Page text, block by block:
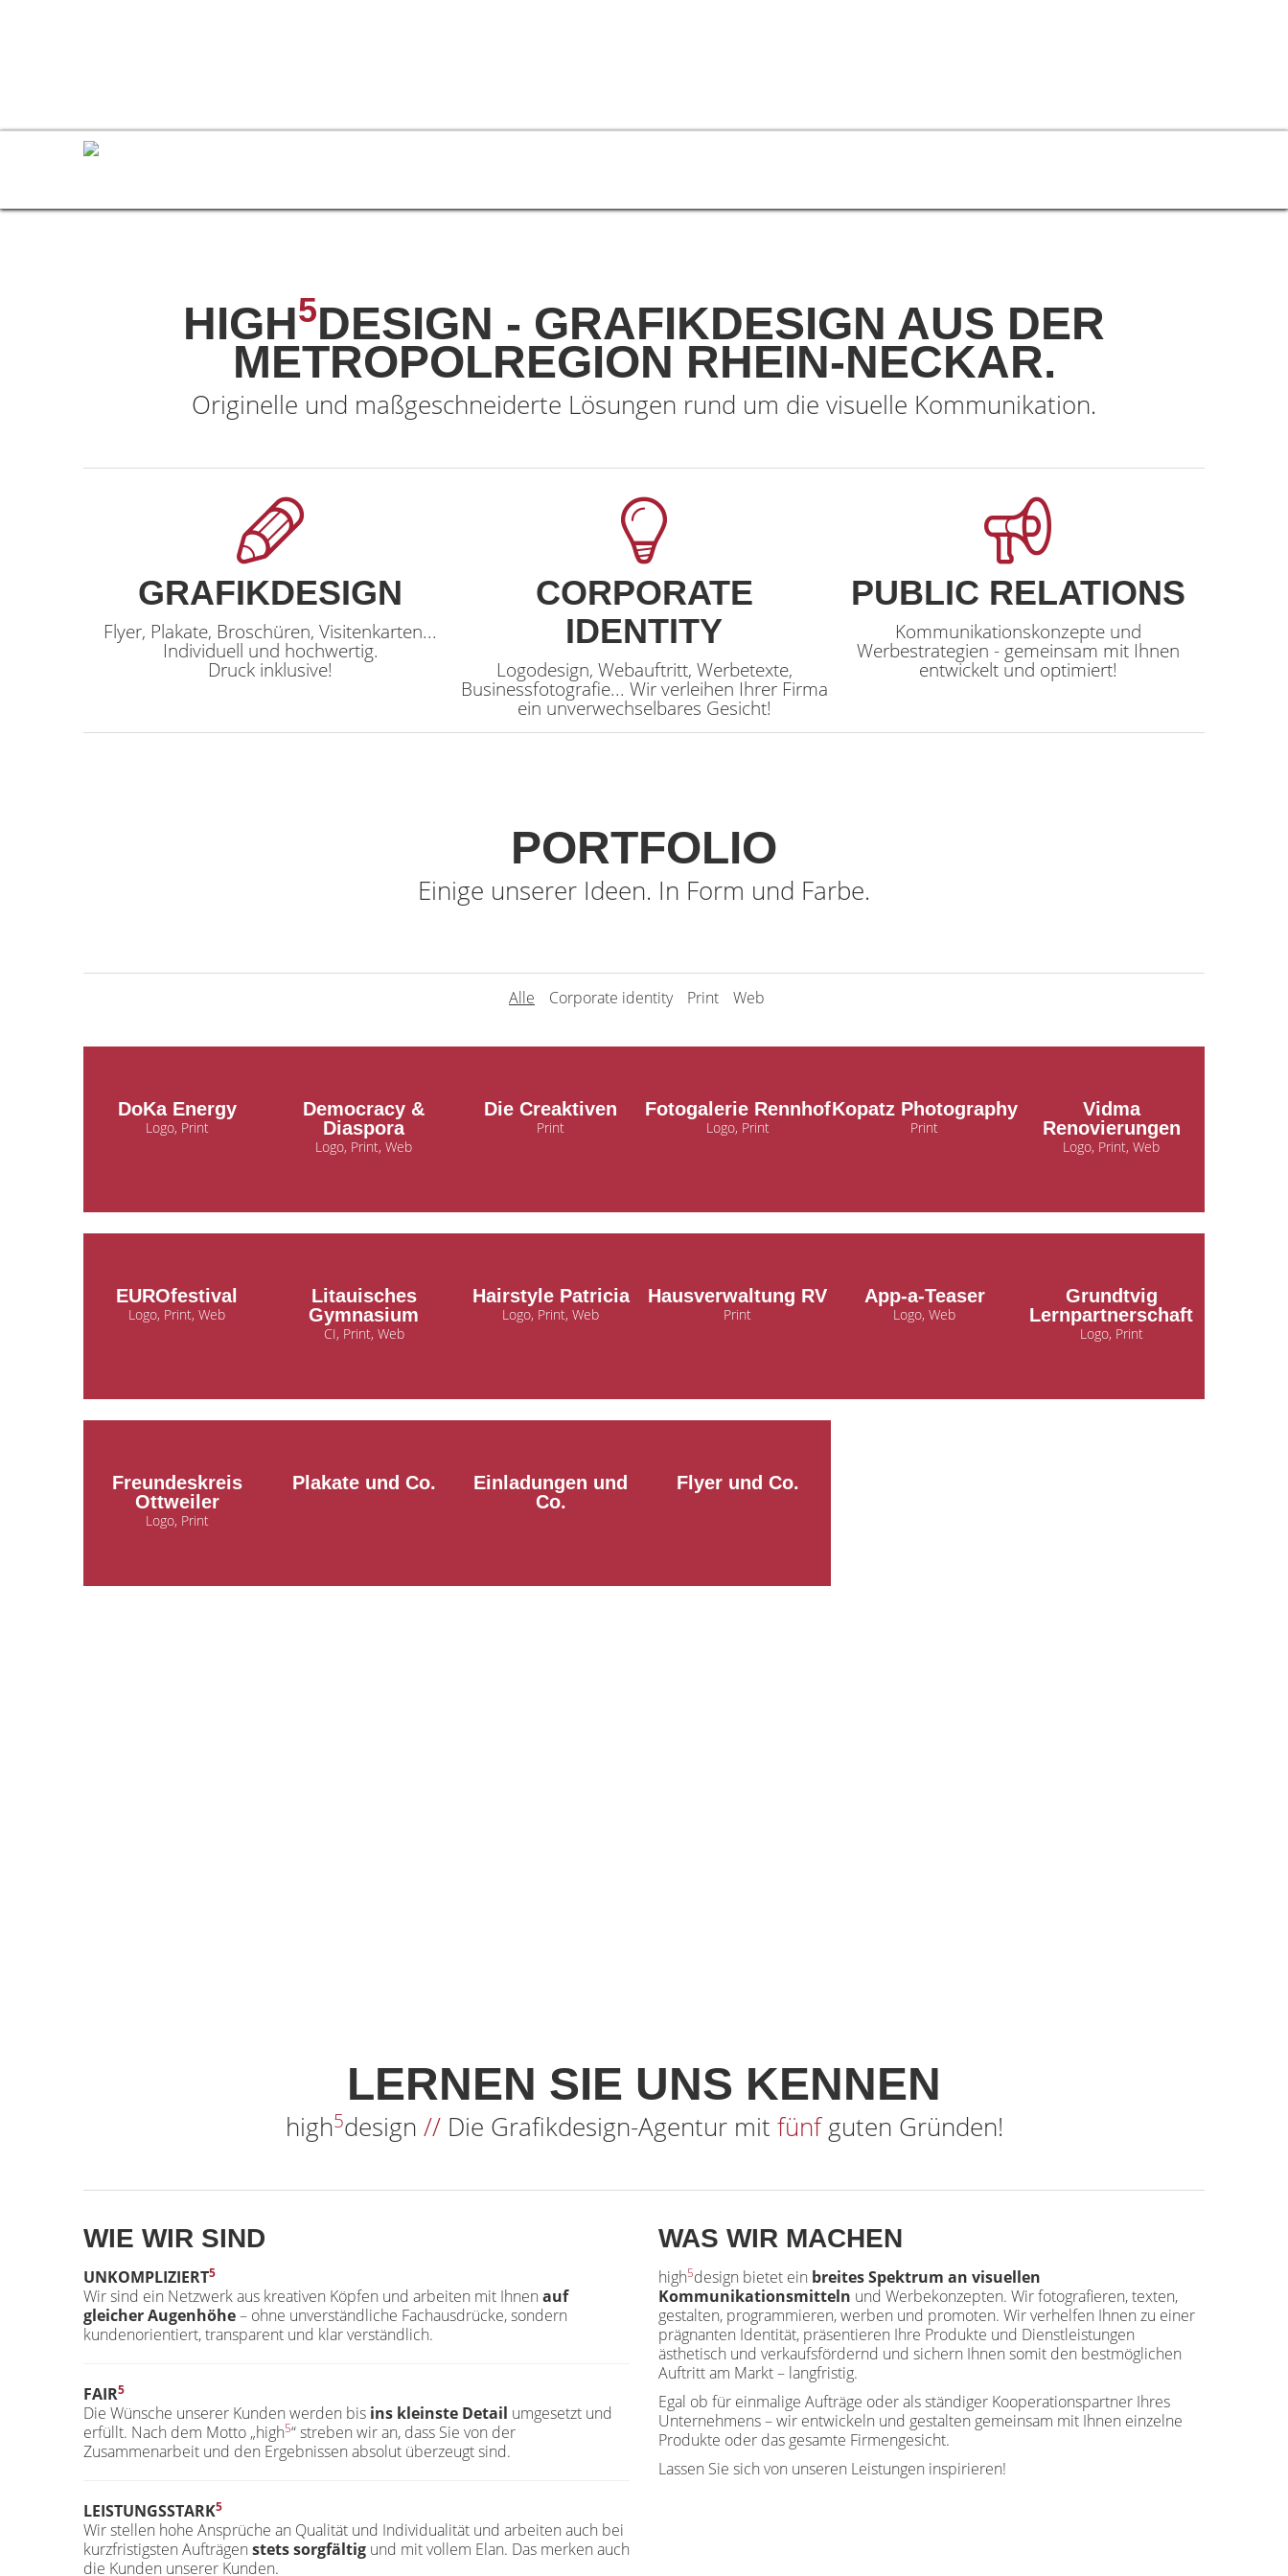
HIGH5DESIGN - GRAFIKDESIGN AUS DER
METROPOLREGION RHEIN-NECKAR.
Originelle und maßgeschneiderte Lösungen rund um die visuelle Kommunikation.
GRAFIKDESIGN
Flyer, Plakate, Broschüren, Visitenkarten...
Individuell und hochwertig.
Druck inklusive!
CORPORATE
IDENTITY
Logodesign, Webauftritt, Werbetexte,
Businessfotografie... Wir verleihen Ihrer Firma
ein unverwechselbares Gesicht!
PUBLIC RELATIONS
Kommunikationskonzepte und
Werbestrategien - gemeinsam mit Ihnen
entwickelt und optimiert!
PORTFOLIO
Einige unserer Ideen. In Form und Farbe.
Alle Corporate identity Print Web
DoKa Energy
Logo, Print
Democracy &
Diaspora
Logo, Print, Web
Die Creaktiven
Print
Fotogalerie Rennhof
Logo, Print
Kopatz Photography
Print
Vidma
Renovierungen
Logo, Print, Web
EUROfestival
Logo, Print, Web
Litauisches
Gymnasium
CI, Print, Web
Hairstyle Patricia
Logo, Print, Web
Hausverwaltung RV
Print
App-a-Teaser
Logo, Web
Grundtvig
Lernpartnerschaft
Logo, Print
Freundeskreis
Ottweiler
Logo, Print
Plakate und Co.
Einladungen und
Co.
Flyer und Co.
LERNEN SIE UNS KENNEN
high5design //Die Grafikdesign-Agentur mit fünfguten Gründen!
WIE WIR SIND
UNKOMPLIZIERT5
Wir sind ein Netzwerk aus kreativen Köpfen und arbeiten mit Ihnen auf
gleicher Augenhöhe– ohne unverständliche Fachausdrücke, sondern
kundenorientiert, transparent und klar verständlich.
FAIR5
Die Wünsche unserer Kunden werden bis ins kleinste Detail umgesetzt und
erfüllt. Nach dem Motto „high5“ streben wir an, dass Sie von der
Zusammenarbeit und den Ergebnissen absolut überzeugt sind.
LEISTUNGSSTARK5
Wir stellen hohe Ansprüche an Qualität und Individualität und arbeiten auch bei
kurzfristigsten Aufträgen stets sorgfältig und mit vollem Elan. Das merken auch
die Kunden unserer Kunden.
WAS WIR MACHEN
high5design bietet ein breites Spektrum an visuellen
Kommunikationsmitteln und Werbekonzepten. Wir fotografieren, texten,
gestalten, programmieren, werben und promoten. Wir verhelfen Ihnen zu einer
prägnanten Identität, präsentieren Ihre Produkte und Dienstleistungen
ästhetisch und verkaufsfördernd und sichern Ihnen somit den bestmöglichen
Auftritt am Markt – langfristig.
Egal ob für einmalige Aufträge oder als ständiger Kooperationspartner Ihres
Unternehmens – wir entwickeln und gestalten gemeinsam mit Ihnen einzelne
Produkte oder das gesamte Firmengesicht.
Lassen Sie sich von unseren Leistungen inspirieren!